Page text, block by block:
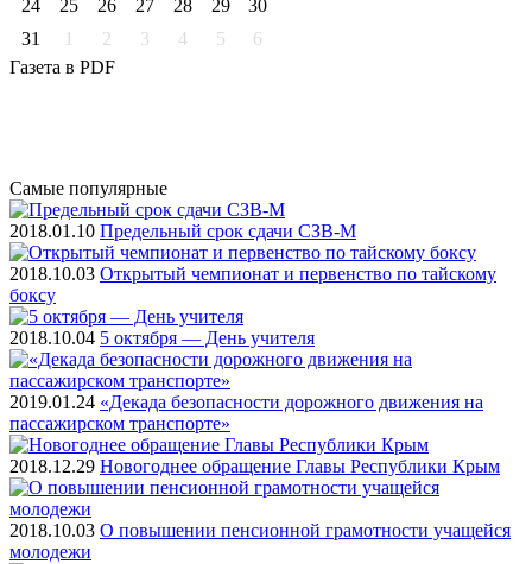
24
25 26 27 28 29
30
31
1 2 3 4 5
6
Газета в PDF
Самые популярные
2018.01.10 Предельный срок сдачи СЗВ-М
2018.10.03 Открытый чемпионат и первенство по тайскому
боксу
2018.10.04 5 октября — День учителя
2019.01.24 «Декада безопасности дорожного движения на
пассажирском транспорте»
2018.12.29 Новогоднее обращение Главы Республики Крым
2018.10.03 О повышении пенсионной грамотности учащейся
молодежи